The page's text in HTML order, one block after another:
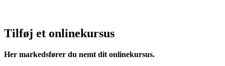
Tilføj et onlinekursus
Her markedsfører du nemt dit onlinekursus.